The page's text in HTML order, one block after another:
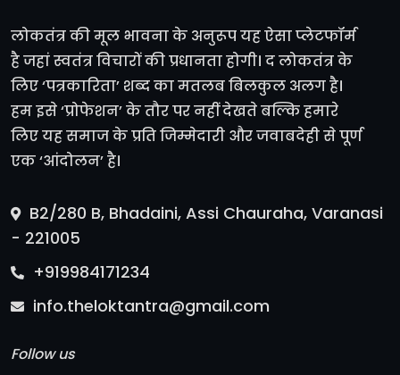
लोकतंत्र की मूल भावना के अनुरूप यह ऐसा प्लेटफॉर्म
है जहां स्वतंत्र विचारों की प्रधानता होगी। द लोकतंत्र के
लिए ‘पत्रकारिता’ शब्द का मतलब बिलकुल अलग है।
हम इसे ‘प्रोफेशन’ के तौर पर नहीं देखते बल्कि हमारे
लिए यह समाज के प्रति जिम्मेदारी और जवाबदेही से पूर्ण
एक ‘आंदोलन’ है।
B2/280 B, Bhadaini, Assi Chauraha, Varanasi
- 221005
+919984171234
info.theloktantra@gmail.com
Follow us